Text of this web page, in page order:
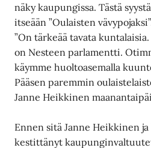
näky kaupungissa. Tästä
itseään ”Oulaisten
”On tärkeää tavata
on Nesteen parlamentti.
käymme huoltoasemalla
Pääsen paremmin
Janne Heikkinen
Ennen sitä Janne Heikkinen
kestittänyt